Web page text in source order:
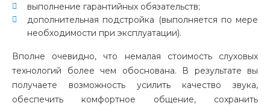
выполнение гарантийных обязательств;
дополнительная подстройка (выполняется по мере
необходимости при эксплуатации).
Вполне очевидно, что немалая стоимость слуховых
технологий более чем обоснована. В результате вы
получаете возможность усилить качество звука,
обеспечить комфортное общение, сохранить